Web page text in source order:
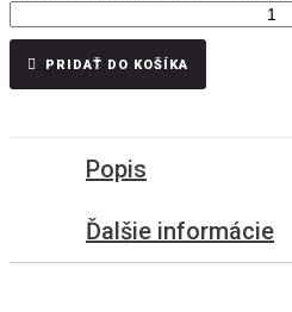
PRIDAŤ DO KOŠÍKA
Popis
Ďalšie informácie